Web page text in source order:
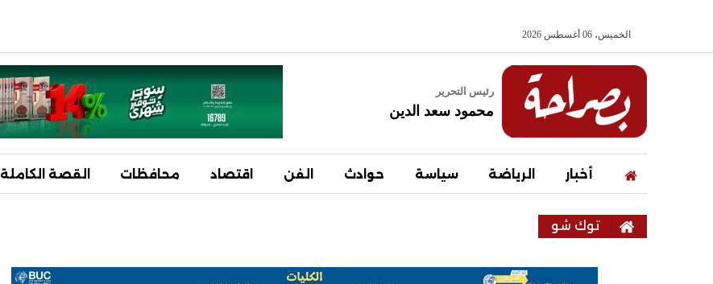
الخميس، 06 أغسطس 2026
رئيس التحرير
محمود سعد الدين
أخبار الرياضة سياسة حوادث الفن اقتصاد محافظات القصة الكاملة
توك شو